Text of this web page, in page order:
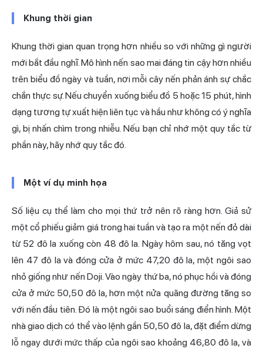
Khung thời gian
Khung thời gian quan trọng hơn nhiều so với những gì người
mới bắt đầu nghĩ. Mô hình nến sao mai đáng tin cậy hơn nhiều
trên biểu đồ ngày và tuần, nơi mỗi cây nến phản ánh sự chắc
chắn thực sự. Nếu chuyển xuống biểu đồ 5 hoặc 15 phút, hình
dạng tương tự xuất hiện liên tục và hầu như không có ý nghĩa
gì, bị nhấn chìm trong nhiễu. Nếu bạn chỉ nhớ một quy tắc từ
phần này, hãy nhớ quy tắc đó.
Một ví dụ minh họa
Số liệu cụ thể làm cho mọi thứ trở nên rõ ràng hơn. Giả sử
một cổ phiếu giảm giá trong hai tuần và tạo ra một nến đỏ dài
từ 52 đô la xuống còn 48 đô la. Ngày hôm sau, nó tăng vọt
lên 47 đô la và đóng cửa ở mức 47,20 đô la, một ngôi sao
nhỏ giống như nến Doji. Vào ngày thứ ba, nó phục hồi và đóng
cửa ở mức 50,50 đô la, hơn một nửa quãng đường tăng so
với nến đầu tiên. Đó là một ngôi sao buổi sáng điển hình. Một
nhà giao dịch có thể vào lệnh gần 50,50 đô la, đặt điểm dừng
lỗ ngay dưới mức thấp của ngôi sao khoảng 46,80 đô la, và